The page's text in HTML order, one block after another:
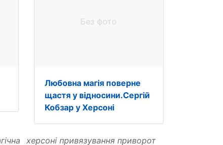
Без фото
Любовна магія поверне
щастя у відносини.Сергій
Кобзар у Херсоні
херсоні привязування приворот